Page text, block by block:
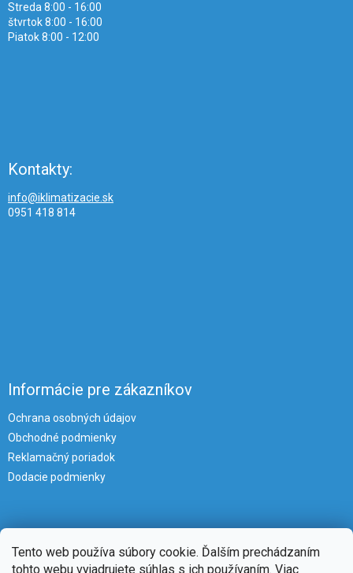
Tento web používa súbory cookie. Ďalším prechádzaním
tohto webu vyjadrujete súhlas s ich používaním. Viac
Streda 8:00 - 16:00
štvrtok 8:00 - 16:00
Piatok 8:00 - 12:00
Kontakty:
info@iklimatizacie.sk
0951 418 814
Informácie pre zákazníkov
Ochrana osobných údajov
Obchodné podmienky
Reklamačný poriadok
Dodacie podmienky